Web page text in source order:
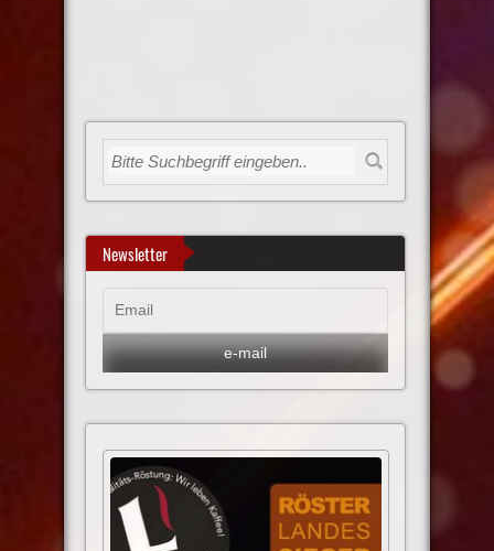
Newsletter